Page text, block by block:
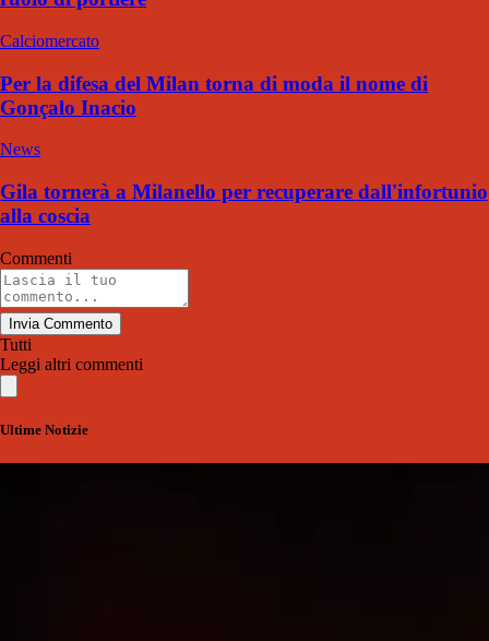
Calciomercato
Per la difesa del Milan torna di moda il nome di
Gonçalo Inacio
News
Gila tornerà a Milanello per recuperare dall'infortunio
alla coscia
Commenti
Invia Commento
Tutti
Leggi altri commenti
Ultime Notizie